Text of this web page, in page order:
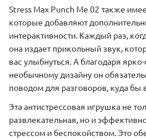
Stress Max Punch Me 02 также
которые добавляют
интерактивности. Каждый раз,
она издает прикольный звук,
вас улыбнуться. А благодаря
необычному дизайну он
поводом для разговоров, куда бы
Эта антистрессовая игрушка не
развлекательная, но и
стрессом и беспокойством. Это